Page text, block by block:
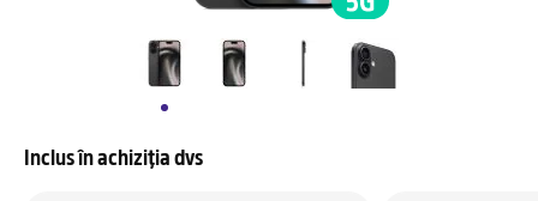
Inclus în achiziția dvs